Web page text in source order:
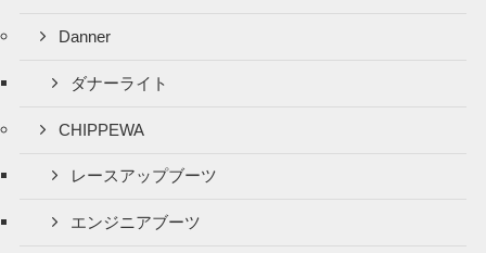
Danner
ダナーライト
CHIPPEWA
レースアップブーツ
エンジニアブーツ